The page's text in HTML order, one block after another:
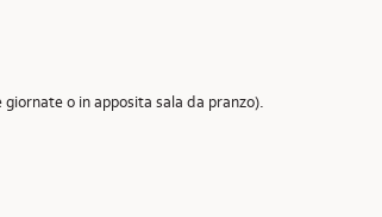
o in apposita sala da pranzo).